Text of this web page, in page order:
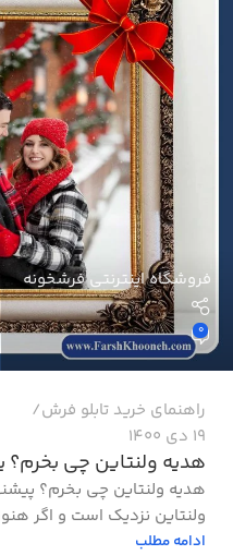
فروشگاه اینترنتی فرشخونه
0
راهنمای خرید تابلو فرش
19 دی 1400
هدیه ولنتاین چی بخرم؟ یک
هدیه ولنتاین چی بخرم؟
ولنتاین نزدیک است و اگر
ادامه مطلب